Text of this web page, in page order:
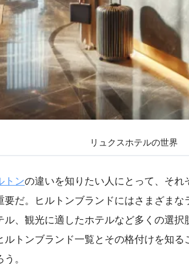
リュクスホテルの世界
トンの違いを知りたい人にとって、そ
要だ。ヒルトンブランドにはさまざま
ル、観光に適したホテルなど多くの選択
ルトンブランド一覧とその格付けを知
。